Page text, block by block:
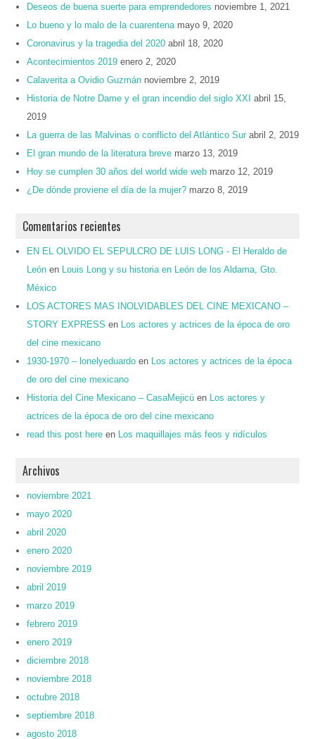
Deseos de buena suerte para emprendedores noviembre 1, 2021
Lo bueno y lo malo de la cuarentena mayo 9, 2020
Coronavirus y la tragedia del 2020 abril 18, 2020
Acontecimientos 2019 enero 2, 2020
Calaverita a Ovidio Guzmán noviembre 2, 2019
Historia de Notre Dame y el gran incendio del siglo XXI
abril 15,
2019
La guerra de las Malvinas o conflicto del Atlántico Sur abril 2, 2019
El gran mundo de la literatura breve marzo 13, 2019
Hoy se cumplen 30 años del world wide web marzo 12, 2019
¿De dónde proviene el día de la mujer? marzo 8, 2019
Comentarios recientes
EN EL OLVIDO EL SEPULCRO DE LUIS LONG - El Heraldo de
León en
Louis Long y su historia en León de los Aldama, Gto.
México
LOS ACTORES MAS INOLVIDABLES DEL CINE MEXICANO –
STORY EXPRESS en
Los actores y actrices de la época de oro
del cine mexicano
1930-1970 – lonelyeduardo en
Los actores y actrices de la época
de oro del cine mexicano
Historia del Cine Mexicano – CasaMejicú en
Los actores y
actrices de la época de oro del cine mexicano
read this post here en Los maquillajes más feos y ridículos
Archivos
noviembre 2021
mayo 2020
abril 2020
enero 2020
noviembre 2019
abril 2019
marzo 2019
febrero 2019
enero 2019
diciembre 2018
noviembre 2018
octubre 2018
septiembre 2018
agosto 2018